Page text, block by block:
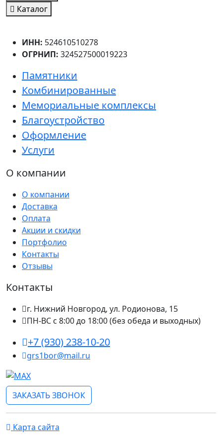
Каталог
ИНН: 524610510278
ОГРНИП: 324527500019223
Памятники
Комбинированные
Мемориальные комплексы
Благоустройство
Оформление
Услуги
О компании
О компании
Доставка
Оплата
Акции и скидки
Портфолио
Контакты
Отзывы
Контакты
г. Нижний Новгород, ул. Родионова, 15
ПН-ВС с 8:00 до 18:00 (без обеда и выходных)
+7 (930) 238-10-20
grs1bor@mail.ru
ЗАКАЗАТЬ ЗВОНОК
Карта сайта